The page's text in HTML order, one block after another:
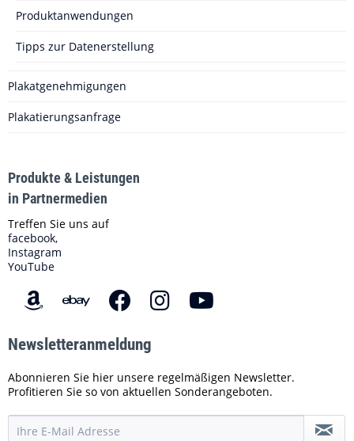
Produktanwendungen
Tipps zur Datenerstellung
Plakatgenehmigungen
Plakatierungsanfrage
Produkte & Leistungen
in Partnermedien
Treffen Sie uns auf
facebook,
Instagram
YouTube
Newsletteranmeldung
Abonnieren Sie hier unsere regelmäßigen Newsletter.
Profitieren Sie so von aktuellen Sonderangeboten.